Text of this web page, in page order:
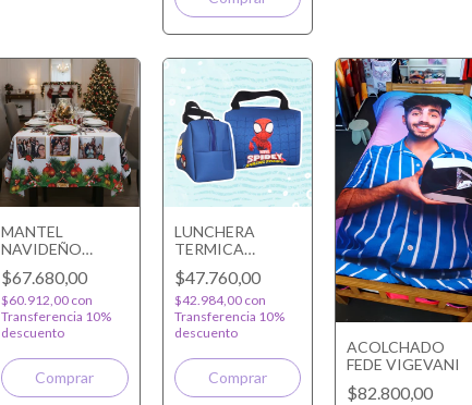
MANTEL
NAVIDEÑO
PERSONALIZADO
$67.680,00
$60.912,00 con
Transferencia 10%
descuento
Comprar
LUNCHERA
TERMICA
PERSONALIZADA
$47.760,00
$42.984,00 con
Transferencia 10%
descuento
ACOLCHADO
FEDE VIGEVANI
$82.800,00